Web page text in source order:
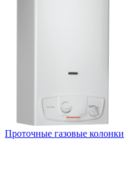
Проточные газовые колонки